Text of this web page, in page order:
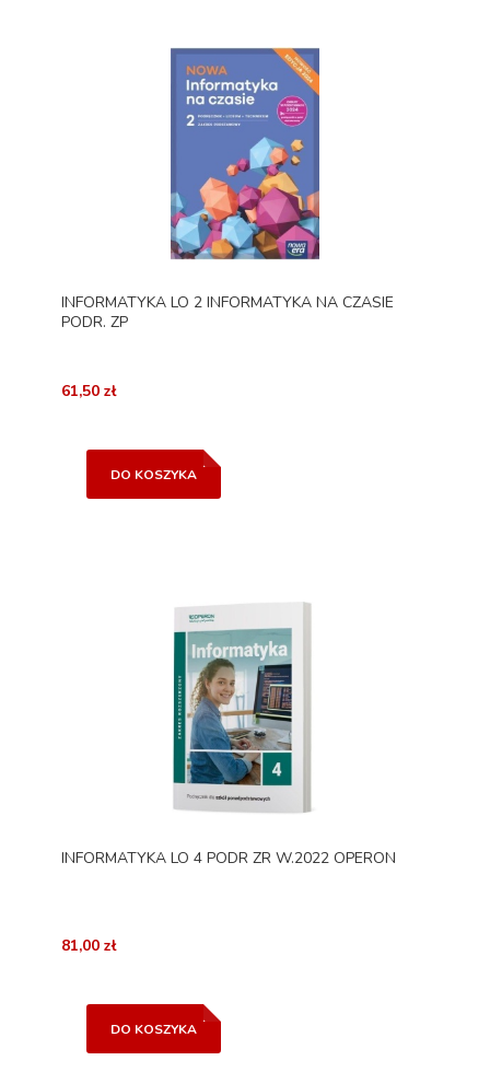
INFORMATYKA LO 2 INFORMATYKA NA CZASIE
PODR. ZP
61,50 zł
DO KOSZYKA
INFORMATYKA LO 4 PODR ZR W.2022 OPERON
81,00 zł
DO KOSZYKA